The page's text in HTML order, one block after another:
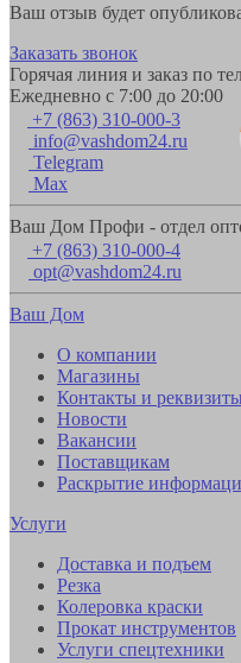
Ваш отзыв будет
Заказать звонок
Горячая линия и заказ по
Ежедневно с 7:00 до 20:00
+7 (863) 310-000-3
info@vashdom24.ru
Telegram
Max
Ваш Дом Профи - отдел
+7 (863) 310-000-4
opt@vashdom24.ru
Ваш Дом
О компании
Магазины
Контакты и реквизиты
Новости
Вакансии
Поставщикам
Раскрытие
Услуги
Доставка и подъем
Резка
Колеровка краски
Прокат инструментов
Услуги спецтехники